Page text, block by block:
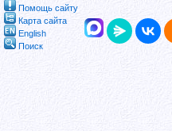
Помощь сайту
Карта сайта
English
Поиск